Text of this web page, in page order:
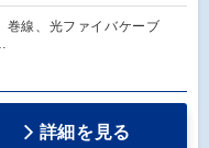
巻線、光ファイバケーブ
詳細を見る